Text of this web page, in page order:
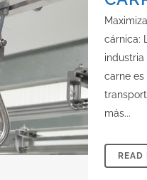
cárnica:
carne
más...
READ